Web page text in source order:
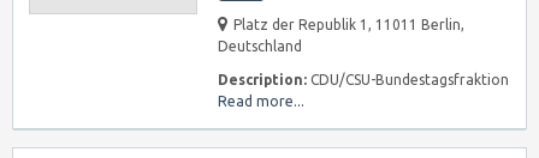
Platz der Republik 1, 11011 Berlin,
Deutschland
Description: CDU/CSU-Bundestagsfraktion
Read more...